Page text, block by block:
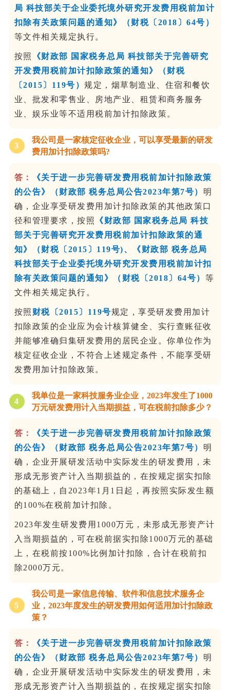
局 科技部关于企业委托境外研究开发费用税前加计
扣除有关政策问题的通知》（财税〔2018〕64号）
等文件相关规定执行。
按照
《财政部 国家税务总局 科技部关于完善研究
开发费用税前加计扣除政策的通知》（财税
〔2015〕119号）规定，烟草制造业、住宿和餐饮
业、批发和零售业、房地产业、租赁和商务服务
业、娱乐业等不适用税前加计扣除政策。
3
我公司是一家核定征收企业，可以享受最新的研发
费用加计扣除政策吗?
答：
《关于进一步完善研发费用税前加计扣除政策
的公告》（财政部 税务总局公告2023年第7号） 明
确，企业享受研发费用加计扣除政策的其他政策口
径和管理要求，按照
《财政部 国家税务总局 科技
部关于完善研究开发费用税前加计扣除政策的通
知》（财税〔2015〕119号)、《财政部 税务总局
科技部关于企业委托境外研究开发费用税前加计扣
除有关政策问题的通知》（财税〔2018〕64号） 等
文件相关规定执行。
按照 财税〔2015〕119号规定，享受研发费用加计
扣除政策的企业应为会计核算健全、实行查账征收
并能够准确归集研发费用的居民企业。你单位作为
核定征收企业，不符合上述规定条件，不能享受研
发费用加计扣除政策。
4
我单位是一家科技服务业企业，2023年发生了1000
万元研发费用计入当期损益，可在税前扣除多少？
答：
《关于进一步完善研发费用税前加计扣除政策
的公告》（财政部 税务总局公告2023年第7号） 明
确，企业开展研发活动中实际发生的研发费用，未
形成无形资产计入当期损益的，在按规定据实扣除
的基础上，自2023年1月1日起，再按照实际发生额
的100%在税前加计扣除。
2023年发生研发费用1000万元，未形成无形资产计
入当期损益的，可在税前据实扣除1000万元的基础
上，在税前按100%比例加计扣除，合计在税前扣
除2000万元。
5
我公司是一家信息传输、软件和信息技术服务企
业，2023年度发生的研发费用如何适用加计扣除政
策？
答：
《关于进一步完善研发费用税前加计扣除政策
的公告》（财政部 税务总局公告2023年第7号） 明
确，企业开展研发活动中实际发生的研发费用，未
形成无形资产计入当期损益的，在按规定据实扣除